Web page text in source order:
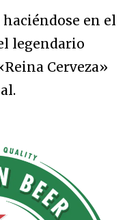
en el
legendario
Cerveza»